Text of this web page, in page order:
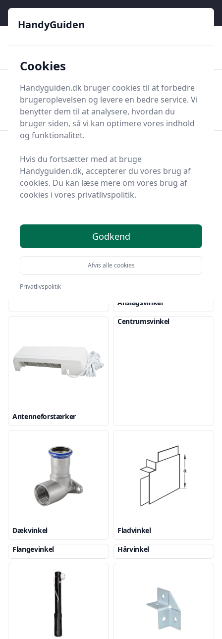
HandyGuiden
Søg nu
Søg nu
Forside
Vinkler og tilbehør
Vinkler og tilbehør
Anslagsvinkel
Antenneforstærker
Centrumsvinkel
Dækvinkel
Fladvinkel
Flangevinkel
Hårvinkel
HandyGuiden
Cookies
Handyguiden.dk bruger cookies til at forbedre
brugeroplevelsen og levere en bedre service. Vi
benytter dem til at analysere, hvordan du
bruger siden, så vi kan optimere vores indhold
og funktionalitet.
Hvis du fortsætter med at bruge
Handyguiden.dk, accepterer du vores brug af
cookies. Du kan læse mere om vores brug af
cookies i vores privatlivspolitik.
Godkend
Afvis alle cookies
Privatlivspolitik